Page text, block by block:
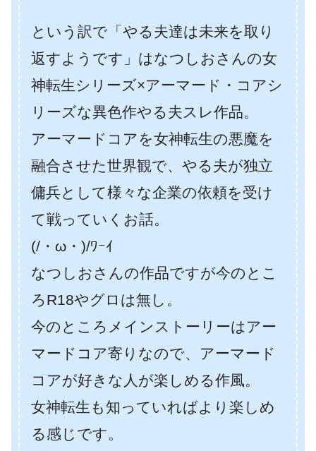
という訳で「やる夫達は未来を取り
返すようです」はなつしおさんの女
神転生シリーズ×アーマード・コアシ
リーズな異色作やる夫スレ作品。
アーマードコアを女神転生の悪魔を
融合させた世界観で、やる夫が独立
傭兵として様々な企業の依頼を受け
て戦っていくお話。
(/・ω・)/ﾜｰｲ
なつしおさんの作品ですが今のとこ
ろR18やグロは無し。
今のところメインストーリーはアー
マードコア寄りなので、アーマード
コアが好きな人が楽しめる作風。
女神転生も知っていればより楽しめ
る感じです。